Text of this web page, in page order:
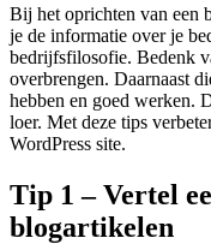
Bij het oprichten van een
je de informatie over je
bedrijfsfilosofie. Bedenk
overbrengen. Daarnaast
hebben en goed werken.
loer. Met deze tips
WordPress site.
Tip 1 – Vertel
blogartikelen